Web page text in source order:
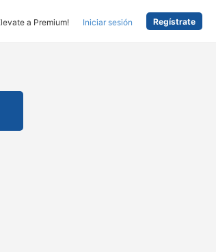
a Premium! Iniciar sesión Regístrate